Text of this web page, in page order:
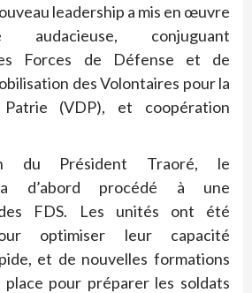
leadership a mis en œuvre
audacieuse, conjuguant
Forces de Défense et de
des Volontaires pour la
(VDP), et coopération
du Président Traoré, le
a d’abord procédé à une
FDS. Les unités ont été
optimiser leur capacité
et de nouvelles formations
pour préparer les soldats